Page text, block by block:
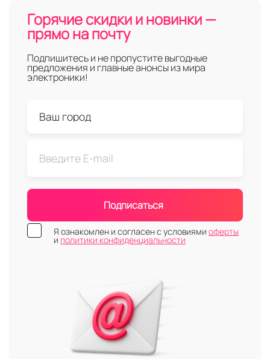
Горячие скидки и новинки —
прямо на почту
Подпишитесь и не пропустите выгодные
предложения и главные анонсы из мира
электроники!
Подписаться
Я ознакомлен и согласен с условиями оферты
и политики конфиденциальности